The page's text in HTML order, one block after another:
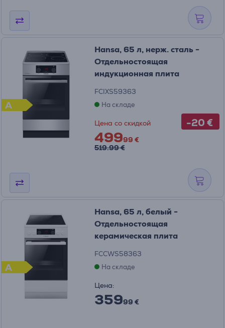
-20 €
A
Hansa, 65 л, нерж. сталь -
Отдельностоящая
индукционная плита
FCIXS59363
На складе
Цена со скидкой
49999 €
519.99 €
A
Hansa, 65 л, белый -
Отдельностоящая
керамическая плита
FCCWS58363
На складе
Цена:
35999 €